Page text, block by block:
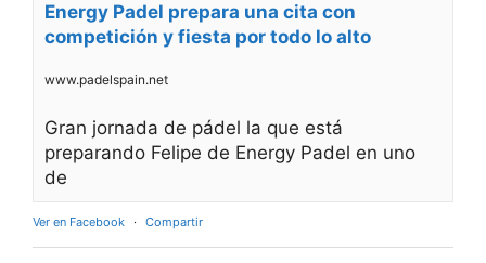
Energy Padel prepara una cita con
competición y fiesta por todo lo alto
www.padelspain.net
Gran jornada de pádel la que está
preparando Felipe de Energy Padel en uno
de
Ver en Facebook · Compartir